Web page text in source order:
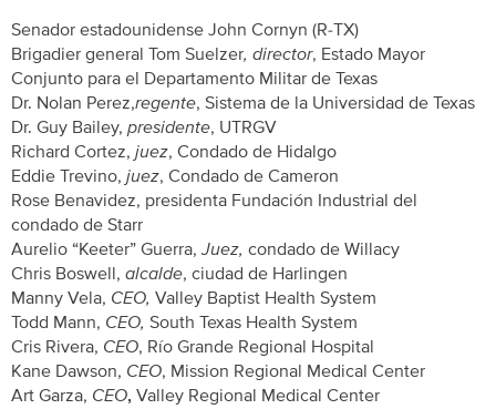
Senador estadounidense John Cornyn (R-TX)
Brigadier general Tom Suelzer, director, Estado Mayor
Conjunto para el Departamento Militar de Texas
Dr. Nolan Perez,regente, Sistema de la Universidad de Texas
Dr. Guy Bailey, presidente, UTRGV
Richard Cortez, juez, Condado de Hidalgo
Eddie Trevino, juez, Condado de Cameron
Rose Benavidez, presidenta Fundación Industrial del
condado de Starr
Aurelio “Keeter” Guerra,Juez, condado de Willacy
Chris Boswell, alcalde, ciudad de Harlingen
Manny Vela, CEO, Valley Baptist Health System
Todd Mann, CEO, South Texas Health System
Cris Rivera, CEO, Río Grande Regional Hospital
Kane Dawson, CEO, Mission Regional Medical Center
Art Garza, CEO, Valley Regional Medical Center